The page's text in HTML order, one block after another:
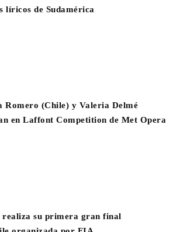
líricos de Sudamérica
Romero (Chile) y Valeria Delmé
en Laffont Competition de Met Opera
su primera gran final